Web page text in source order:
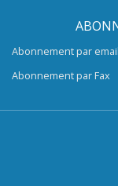
Abonnement par email
Abonnement par Fax